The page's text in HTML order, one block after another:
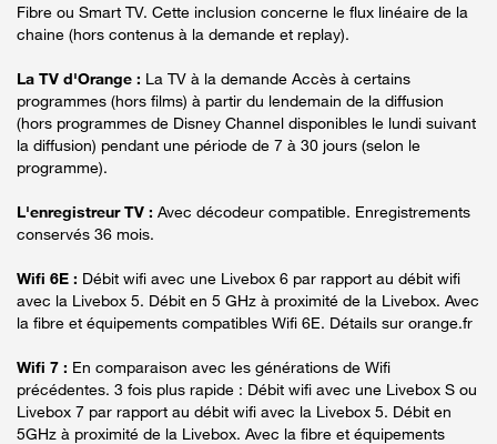
Fibre ou Smart TV. Cette inclusion concerne le flux linéaire de la
chaine (hors contenus à la demande et replay).
La TV d'Orange : La TV à la demande Accès à certains
programmes (hors films) à partir du lendemain de la diffusion
(hors programmes de Disney Channel disponibles le lundi suivant
la diffusion) pendant une période de 7 à 30 jours (selon le
programme).
L'enregistreur TV : Avec décodeur compatible. Enregistrements
conservés 36 mois.
Wifi 6E : Débit wifi avec une Livebox 6 par rapport au débit wifi
avec la Livebox 5. Débit en 5 GHz à proximité de la Livebox. Avec
la fibre et équipements compatibles Wifi 6E. Détails sur orange.fr
Wifi 7 : En comparaison avec les générations de Wifi
précédentes. 3 fois plus rapide : Débit wifi avec une Livebox S ou
Livebox 7 par rapport au débit wifi avec la Livebox 5. Débit en
5GHz à proximité de la Livebox. Avec la fibre et équipements